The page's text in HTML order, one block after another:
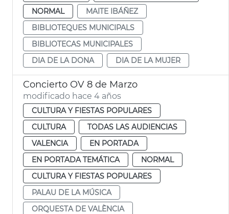
NORMAL
MAITE IBÁÑEZ
BIBLIOTEQUES MUNICIPALS
BIBLIOTECAS MUNICIPALES
DIA DE LA DONA
DIA DE LA MUJER
Concierto OV 8 de Marzo
modificado hace 4 años
CULTURA Y FIESTAS POPULARES
CULTURA
TODAS LAS AUDIENCIAS
VALENCIA
EN PORTADA
EN PORTADA TEMÁTICA
NORMAL
CULTURA Y FIESTAS POPULARES
PALAU DE LA MÚSICA
ORQUESTA DE VALÈNCIA